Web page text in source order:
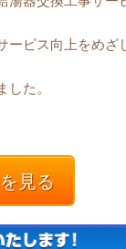
ービス向上をめざ
た。
見る